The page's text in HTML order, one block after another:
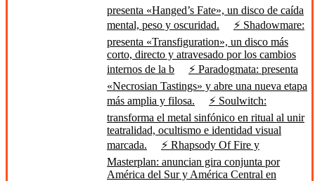
presenta «Hanged’s Fate», un disco de caída
mental, peso y oscuridad.
⚡ Shadowmare:
presenta «Transfiguration», un disco más
corto, directo y atravesado por los cambios
internos de la b
⚡ Paradogmata: presenta
«Necrosian Tastings» y abre una nueva etapa
más amplia y filosa.
⚡ Soulwitch:
transforma el metal sinfónico en ritual al unir
teatralidad, ocultismo e identidad visual
marcada.
⚡ Rhapsody Of Fire y
Masterplan: anuncian gira conjunta por
América del Sur y América Central en